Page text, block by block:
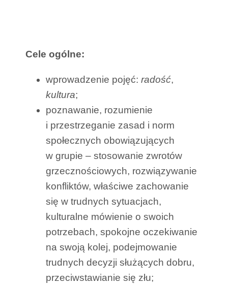
Cele ogólne:
wprowadzenie pojęć: radość,
kultura;
poznawanie, rozumienie
i przestrzeganie zasad i norm
społecznych obowiązujących
w grupie – stosowanie zwrotów
grzecznościowych, rozwiązywanie
konfliktów, właściwe zachowanie
się w trudnych sytuacjach,
kulturalne mówienie o swoich
potrzebach, spokojne oczekiwanie
na swoją kolej, podejmowanie
trudnych decyzji służących dobru,
przeciwstawianie się złu;